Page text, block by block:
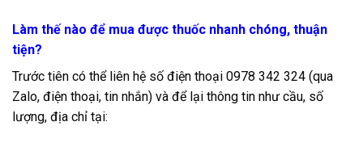
Làm thế nào để mua được thuốc nhanh chóng, thuận
tiện?
Trước tiên có thể liên hệ số điện thoại 0978 342 324 (qua
Zalo, điện thoại, tin nhắn) và để lại thông tin như cầu, số
lượng, địa chỉ tại: